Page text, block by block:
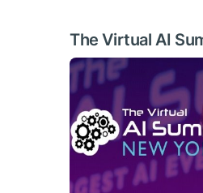
The Virtual AI